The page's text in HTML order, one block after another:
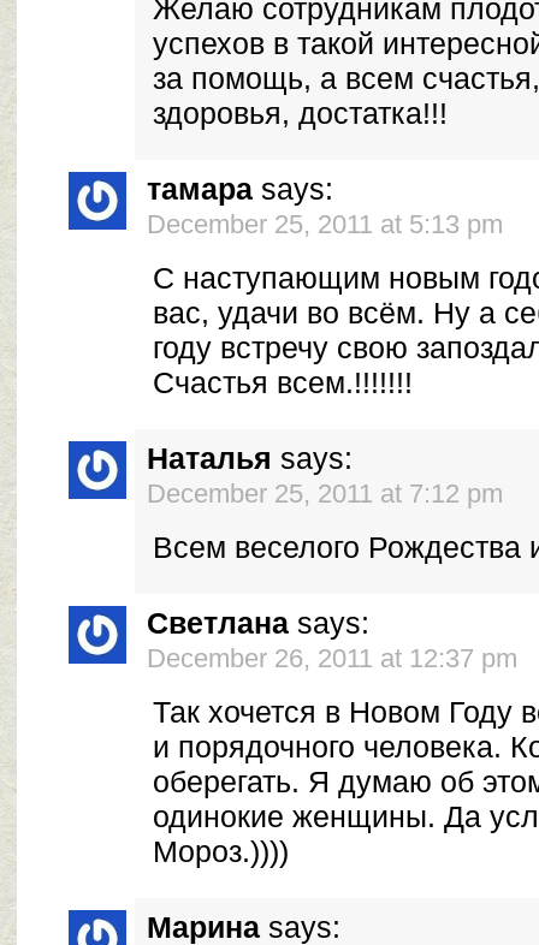
Желаю сотрудникам
успехов в такой
за помощь, а всем
здоровья, достатка!!!
тамара says:
December 25, 2011 at 5:13 pm
С наступающим новым
вас, удачи во всём. Ну а
году встречу свою
Счастья всем.!!!!!!!
Наталья says:
December 25, 2011 at 7:12 pm
Всем веселого Рождества
Светлана says:
December 26, 2011 at 12:37 pm
Так хочется в Новом Году
и порядочного человека.
оберегать. Я думаю об
одинокие женщины. Да
Мороз.))))
Марина says: